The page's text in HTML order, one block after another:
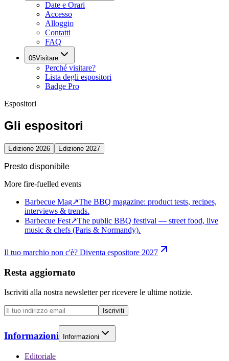
Date e Orari
Accesso
Alloggio
Contatti
FAQ
05Visitare
Perché visitare?
Lista degli espositori
Badge Pro
Espositori
Gli espositori
Edizione 2026 Edizione 2027
Presto disponibile
More fire-fuelled events
Barbecue Mag↗The BBQ magazine: product tests, recipes,
interviews & trends.
Barbecue Fest↗The public BBQ festival — street food, live
music & chefs (Paris & Normandy).
Il tuo marchio non c'è? Diventa espositore 2027
Resta aggiornato
Iscriviti alla nostra newsletter per ricevere le ultime notizie.
Iscriviti
Informazioni Informazioni
Editoriale